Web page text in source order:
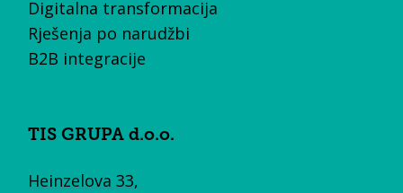
Digitalna transformacija
Rješenja po narudžbi
B2B integracije
TIS GRUPA d.o.o.
Heinzelova 33,